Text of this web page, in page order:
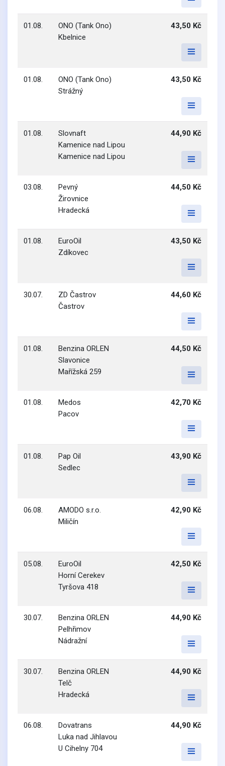
01.08.
ONO (Tank Ono)
Kbelnice
43,50 Kč
01.08.
ONO (Tank Ono)
Strážný
43,50 Kč
01.08.
Slovnaft
Kamenice nad Lipou
Kamenice nad Lipou
44,90 Kč
03.08.
Pevný
Žirovnice
Hradecká
44,50 Kč
01.08.
EuroOil
Zdíkovec
43,50 Kč
30.07.
ZD Častrov
Častrov
44,60 Kč
01.08.
Benzina ORLEN
Slavonice
Mařížská 259
44,50 Kč
01.08.
Medos
Pacov
42,70 Kč
01.08.
Pap Oil
Sedlec
43,90 Kč
06.08.
AMODO s.r.o.
Miličín
42,90 Kč
05.08.
EuroOil
Horní Cerekev
Tyršova 418
42,50 Kč
30.07.
Benzina ORLEN
Pelhřimov
Nádražní
44,90 Kč
30.07.
Benzina ORLEN
Telč
Hradecká
44,90 Kč
06.08.
Dovatrans
Luka nad Jihlavou
U Cihelny 704
44,90 Kč